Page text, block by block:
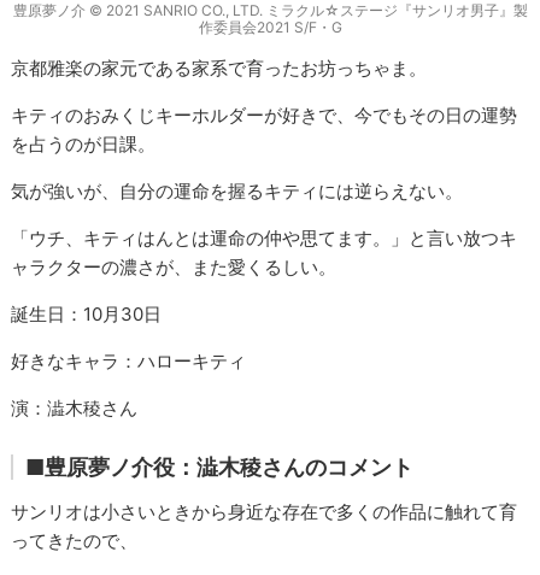
豊原夢ノ介 © 2021 SANRIO CO., LTD. ミラクル☆ステージ『サンリオ男子』製
作委員会2021 S/F・G
京都雅楽の家元である家系で育ったお坊っちゃま。
キティのおみくじキーホルダーが好きで、今でもその日の運勢
を占うのが日課。
気が強いが、自分の運命を握るキティには逆らえない。
「ウチ、キティはんとは運命の仲や思てます。
」と言い放つキ
ャラクターの濃さが、また愛くるしい。
誕生日：10月30日
好きなキャラ：ハローキティ
演：澁木稜さん
■豊原夢ノ介役：澁木稜さんのコメント
サンリオは小さいときから身近な存在で多くの作品に触れて育
ってきたので、